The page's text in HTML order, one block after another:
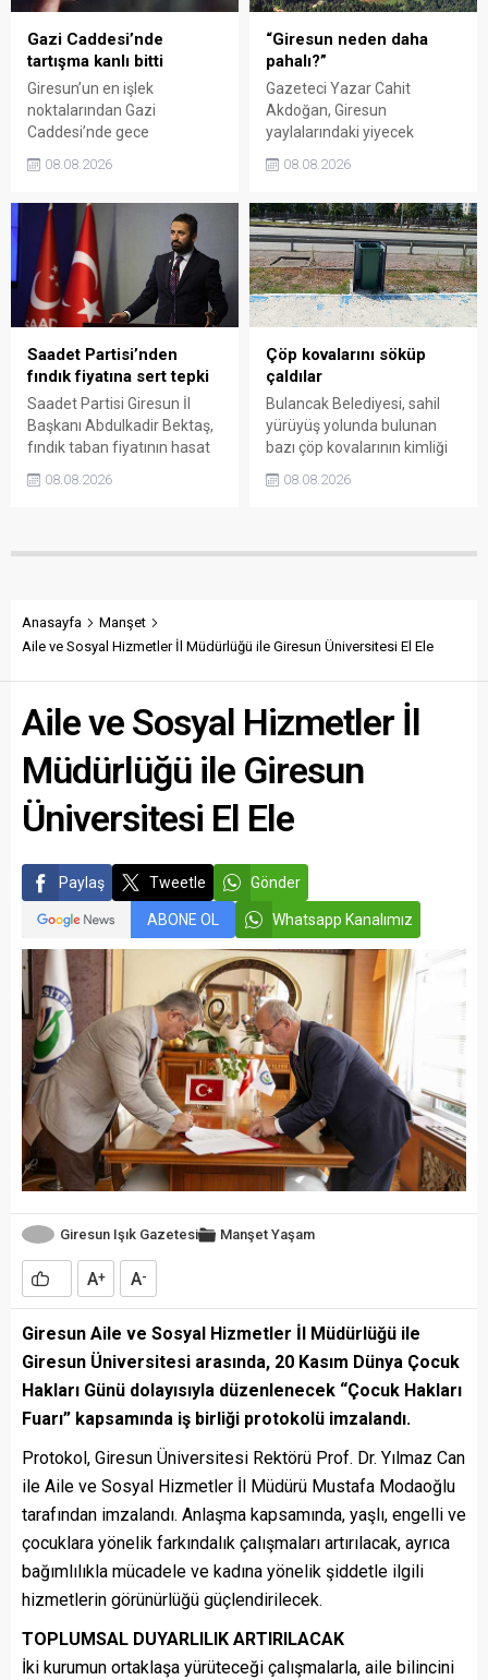
Gazi Caddesi’nde
tartışma kanlı bitti
Giresun’un en işlek
noktalarından Gazi
Caddesi’nde gece
kavgada A.E. ayağından
bölgede kısa süreli panik
yaşanırken polis geniş çaplı
soruşturma başlattı.
08.08.2026
“Giresun neden daha
pahalı?”
Gazeteci Yazar Cahit
Akdoğan, Giresun
yaylalarındaki yiyecek
belirgin biçimde yüksek
Valiliği, Tarım ve Orman İl
Müdürlüğü ile ilgili kurumları
denetime çağırdı. Akdoğan,
yüzde 50’ye ulaşan fiyat
farklarının araştırılması
gerektiğini söyledi.
08.08.2026
Saadet Partisi’nden
fındık fiyatına sert tepki
Saadet Partisi Giresun İl
Başkanı Abdulkadir Bektaş,
fındık taban fiyatının hasat
açıklanmamasına tepki
belirterek üreticiyi memnun
savundu.
08.08.2026
Çöp kovalarını söküp
çaldılar
Bulancak Belediyesi, sahil
yürüyüş yolunda bulunan
bazı çöp kovalarının kimliği
sökülerek çalındığını açıkladı.
vatandaşlardan ihbar
08.08.2026
Anasayfa
Manşet
Aile ve Sosyal Hizmetler İl Müdürlüğü ile Giresun Üniversitesi El Ele
Aile ve Sosyal Hizmetler İl
Müdürlüğü ile Giresun
Üniversitesi El Ele
Paylaş Tweetle Gönder
ABONE OL Whatsapp Kanalımız
Giresun Işık Gazetesi Manşet Yaşam
A+ A-
Giresun Aile ve Sosyal Hizmetler İl Müdürlüğü ile
Giresun Üniversitesi arasında, 20 Kasım Dünya Çocuk
Hakları Günü dolayısıyla düzenlenecek “Çocuk Hakları
Fuarı” kapsamında iş birliği protokolü imzalandı.
Protokol, Giresun Üniversitesi Rektörü Prof. Dr. Yılmaz Can
ile Aile ve Sosyal Hizmetler İl Müdürü Mustafa Modaoğlu
tarafından imzalandı. Anlaşma kapsamında, yaşlı, engelli ve
çocuklara yönelik farkındalık çalışmaları artırılacak, ayrıca
bağımlılıkla mücadele ve kadına yönelik şiddetle ilgili
hizmetlerin görünürlüğü güçlendirilecek.
TOPLUMSAL DUYARLILIK ARTIRILACAK
İki kurumun ortaklaşa yürüteceği çalışmalarla, aile bilincini